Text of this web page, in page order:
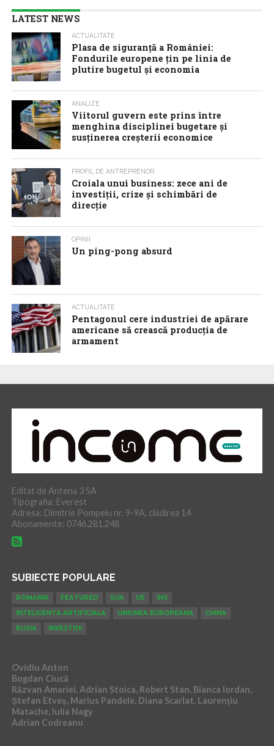
LATEST NEWS
ACTUALITATE
Plasa de siguranță a României:
Fondurile europene țin pe linia de
plutire bugetul și economia
ANALIZE
Viitorul guvern este prins între
menghina disciplinei bugetare și
susținerea creșterii economice
PROFIL DE ANTREPRENOR
Croiala unui business: zece ani de
investiții, crize și schimbări de
direcție
OPINII
Un ping-pong absurd
ACTUALITATE
Pentagonul cere industriei de apărare
americane să crească producția de
armament
Editat de Antena 3 SA
Tipografia: Everest
Adresa: Dimitrie Pompeiu nr. 9-9A, clădirea 14
Abonamente: 0746.281.248
SUBIECTE POPULARE
ROMANIA FEATURED SUA UE
INS
INTELIGENTA ARTIFICIALA
UNIUNEA EUROPEANA
CHINA
RUSIA
INVESTIȚII
Ovidiu Anton
Bogdan Ciucă
Răzvan Amariei, Adrian Stoica, Robert Stan, Bianca Iordan,
Ștefan Etveș, Marius Pandele, Diana Scarlat, Laurențiu
Matache, Iulia Nagy
Adrian Codreanu